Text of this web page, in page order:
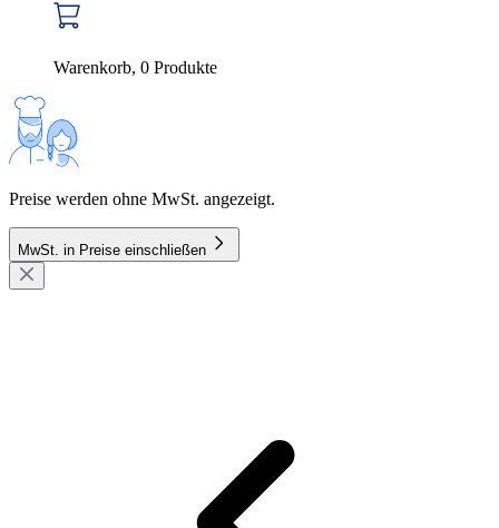
Warenkorb, 0 Produkte
Preise werden ohne MwSt. angezeigt.
MwSt. in Preise einschließen